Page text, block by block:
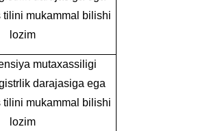
tilini mukammal bilishi
lozim
mutaxassiligi
darajasiga ega
tilini mukammal bilishi
lozim